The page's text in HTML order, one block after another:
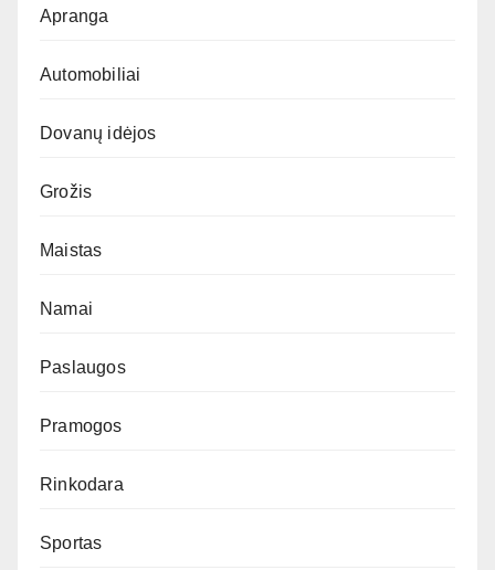
Apranga
Automobiliai
Dovanų idėjos
Grožis
Maistas
Namai
Paslaugos
Pramogos
Rinkodara
Sportas